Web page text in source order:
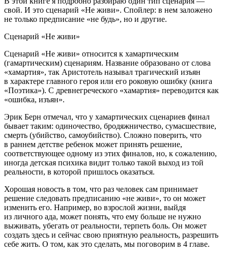
свой. И это сценарий «Не живи». Спойлер: в нем заложено
не только предписание «не будь», но и другие.
Сценарий «Не живи»
Сценарий «Не живи» относится к хамартическим
(гамартическим) сценариям. Название образовано от слова
«хамартия», так Аристотель называл трагический изъян
в характере главного героя или его роковую ошибку (книга
«Поэтика»). С древнегреческого «хамартия» переводится как
«ошибка, изъян».
Эрик Берн отмечал, что у хамартических сценариев финал
бывает таким: одиночество, бродяжничество, сумасшествие,
смерть (убийство, самоубийство). Сложно поверить, что
в раннем детстве ребенок может принять решение,
соответствующее одному из этих финалов, но, к сожалению,
иногда детская психика видит только такой выход из той
реальности, в которой пришлось оказаться.
Хорошая новость в том, что раз человек сам принимает
решение следовать предписанию «не живи», то он может
изменить его. Например, во взрослой жизни, выйдя
из личного ада, может понять, что ему больше не нужно
выживать, убегать от реальности, терпеть боль. Он может
создать здесь и сейчас свою приятную реальность, разрешить
себе жить. О том, как это сделать, мы поговорим в 4 главе.